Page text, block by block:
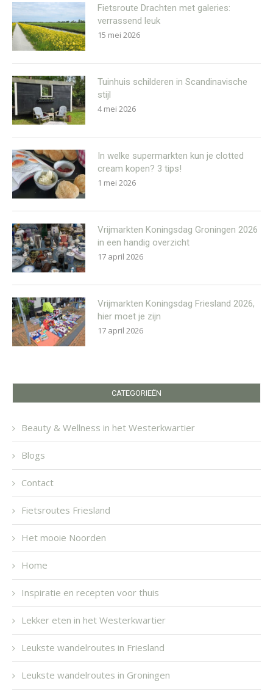
Fietsroute Drachten met galeries:
verrassend leuk
15 mei 2026
Tuinhuis schilderen in Scandinavische
stijl
4 mei 2026
In welke supermarkten kun je clotted
cream kopen? 3 tips!
1 mei 2026
Vrijmarkten Koningsdag Groningen 2026
in een handig overzicht
17 april 2026
Vrijmarkten Koningsdag Friesland 2026,
hier moet je zijn
17 april 2026
CATEGORIEËN
Beauty & Wellness in het Westerkwartier
Blogs
Contact
Fietsroutes Friesland
Het mooie Noorden
Home
Inspiratie en recepten voor thuis
Lekker eten in het Westerkwartier
Leukste wandelroutes in Friesland
Leukste wandelroutes in Groningen